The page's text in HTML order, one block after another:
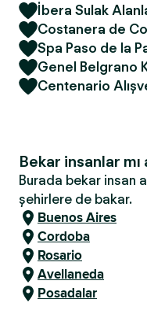
İbera Sulak
Costanera de
Spa Paso de la
Genel Belgrano
Centenario
Bekar insanlar
Burada bekar insan
şehirlere de bakar.
Buenos Aires
Cordoba
Rosario
Avellaneda
Posadalar